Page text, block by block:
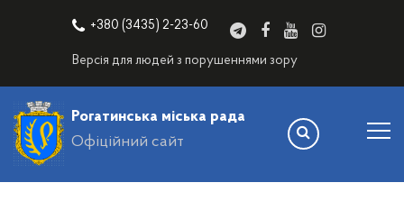
+380 (3435) 2-23-60
Версія для людей з порушеннями зору
Рогатинська міська рада
Офіційний сайт